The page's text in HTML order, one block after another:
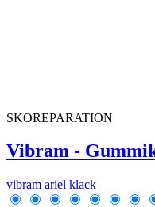
SKOREPARATION
Vibram -
vibram ariel klack